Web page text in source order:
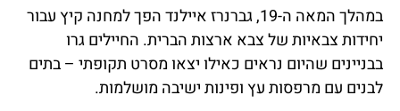
במהלך המאה ה-19, גברנרז איילנד הפך למחנה קיץ עבור
יחידות צבאיות של צבא ארצות הברית. החיילים גרו
בבניינים שהיום נראים כאילו יצאו מסרט תקופתי – בתים
לבנים עם מרפסות עץ ופינות ישיבה מושלמות.